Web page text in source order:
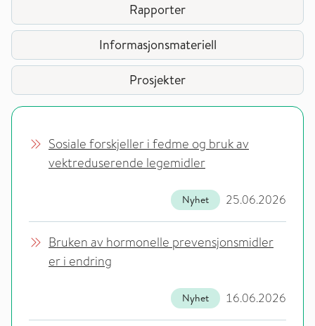
Rapporter
Informasjonsmateriell
Prosjekter
Sosiale forskjeller i fedme og bruk av
vektreduserende legemidler
25.06.2026
Nyhet
Bruken av hormonelle prevensjonsmidler
er i endring
16.06.2026
Nyhet